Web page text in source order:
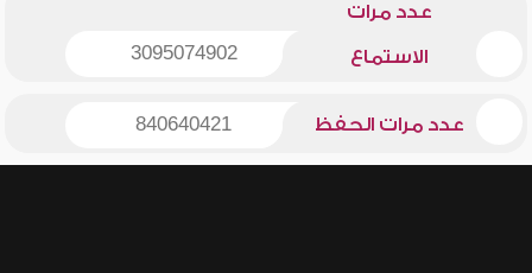
عدد مرات
الاستماع 3095074902
عدد مرات الحفظ 840640421